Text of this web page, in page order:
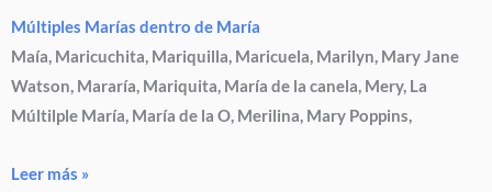
Múltiples Marías dentro de María
Maía, Maricuchita, Mariquilla, Maricuela, Marilyn, Mary Jane
Watson, Mararía, Mariquita, María de la canela, Mery, La
Múltilple María, María de la O, Merilina, Mary Poppins,
Leer más »